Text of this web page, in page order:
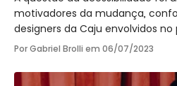
motivadores da mudança,
designers da Caju envolvidos no
Por Gabriel Brolli em 06/07/2023